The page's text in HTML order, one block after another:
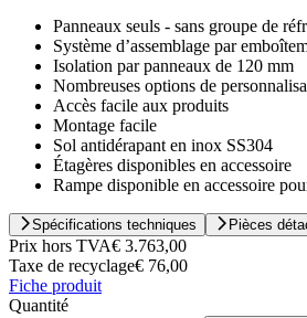
Panneaux seuls - sans groupe de
Système d’assemblage par
Isolation par panneaux de 120 mm
Nombreuses options de
Accès facile aux produits
Montage facile
Sol antidérapant en inox SS304
Étagères disponibles en accessoire
Rampe disponible en accessoire
Spécifications techniques Pièces
Prix hors TVA€ 3.763,00
Taxe de recyclage€ 76,00
Fiche produit
Quantité